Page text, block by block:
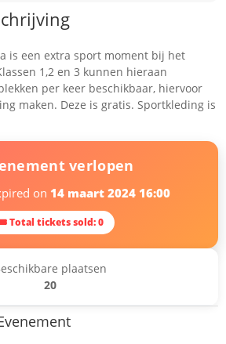
is een extra sport moment bij het
1,2 en 3 kunnen hieraan
per keer beschikbaar, hiervoor
maken. Deze is gratis. Sportkleding is
verlopen
on 14 maart 2024 16:00
Total tickets sold: 0
plaatsen
20